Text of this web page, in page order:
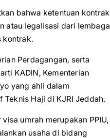
bahwa ketentuan kontrak
atau legalisasi dari lembaga
kontrak.
Perdagangan, serta
KADIN, Kementerian
yang ahli dalam
Haji di KJRI Jeddah.
umrah merupakan PPIU,
usaha di bidang